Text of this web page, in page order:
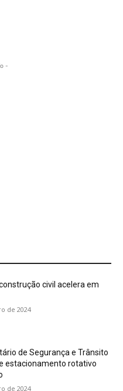
-
civil acelera em
de 2024
de Segurança e Trânsito
estacionamento rotativo
de 2024